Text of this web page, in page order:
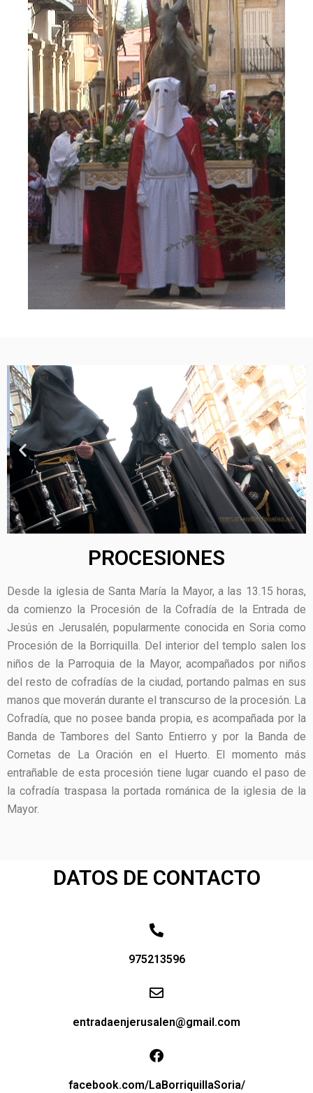
PROCESIONES
Desde la iglesia de Santa María la Mayor, a las 13.15 horas,
da comienzo la Procesión de la Cofradía de la Entrada de
Jesús en Jerusalén, popularmente conocida en Soria como
Procesión de la Borriquilla. Del interior del templo salen los
niños de la Parroquia de la Mayor, acompañados por niños
del resto de cofradías de la ciudad, portando palmas en sus
manos que moverán durante el transcurso de la procesión. La
Cofradía, que no posee banda propia, es acompañada por la
Banda de Tambores del Santo Entierro y por la Banda de
Cornetas de La Oración en el Huerto. El momento más
entrañable de esta procesión tiene lugar cuando el paso de
la cofradía traspasa la portada románica de la iglesia de la
Mayor.
DATOS DE CONTACTO
975213596
entradaenjerusalen@gmail.com
facebook.com/LaBorriquillaSoria/